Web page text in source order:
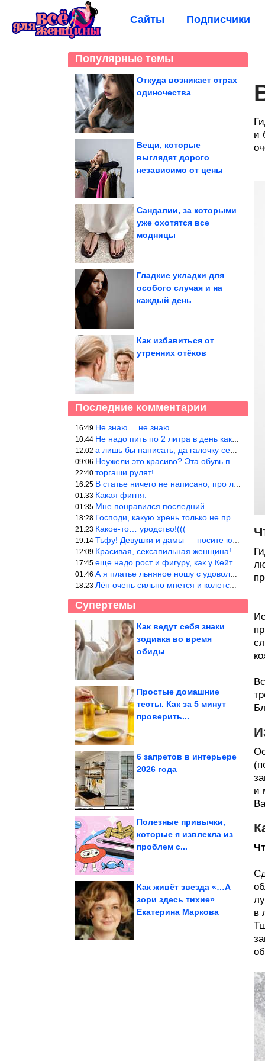
Сайты Подписчики
Популярные темы
Откуда возникает страх
одиночества
Вещи, которые
выглядят дорого
независимо от цены
Сандалии, за которыми
уже охотятся все
модницы
Гладкие укладки для
особого случая и на
каждый день
Как избавиться от
утренних отёков
Последние комментарии
16:49 Не знаю… не знаю…
10:44 Не надо пить по 2 литра в день как советуют, пейте только когда
12:02 а лишь бы написать, да галочку себе поставить: я написала статью
09:06 Неужели это красиво? Эта обувь похожа на копыто животного, не хв
22:40 торгаши рулят!
16:25 В статье ничего не написано, про ловушки при выкладывании товара
01:33 Какая фигня.
01:35 Мне понравился последний
18:28 Господи, какую хрень только не придумают, лишь бы бабла срубить!
21:23 Какое-то… уродство!(((
19:14 Тьфу! Девушки и дамы — носите юбки(пожалуйста), любые штаны на ж
12:09 Красивая, сексапильная женщина!
17:45 еще надо рост и фигуру, как у Кейт Мос в юности… тогда и стиль т
01:46 А я платье льняное ношу с удовольствием.Мнется как и все. Но это
18:23 Лён очень сильно мнется и колется. Был у меня костюм, юбка и жак
Супертемы
Копеечная таблетка и
оживают на глазах
Как ведут себя знаки
зодиака во время
обиды
Простые домашние
тесты. Как за 5 минут
проверить...
6 запретов в интерьере
2026 года
Следователи назвали
девочек в Туве....
Полезные привычки,
которые я извлекла из
проблем с...
остановили одну из
самых грозных...
Как живёт звезда «…А
зори здесь тихие»
Екатерина Маркова
и
и
в